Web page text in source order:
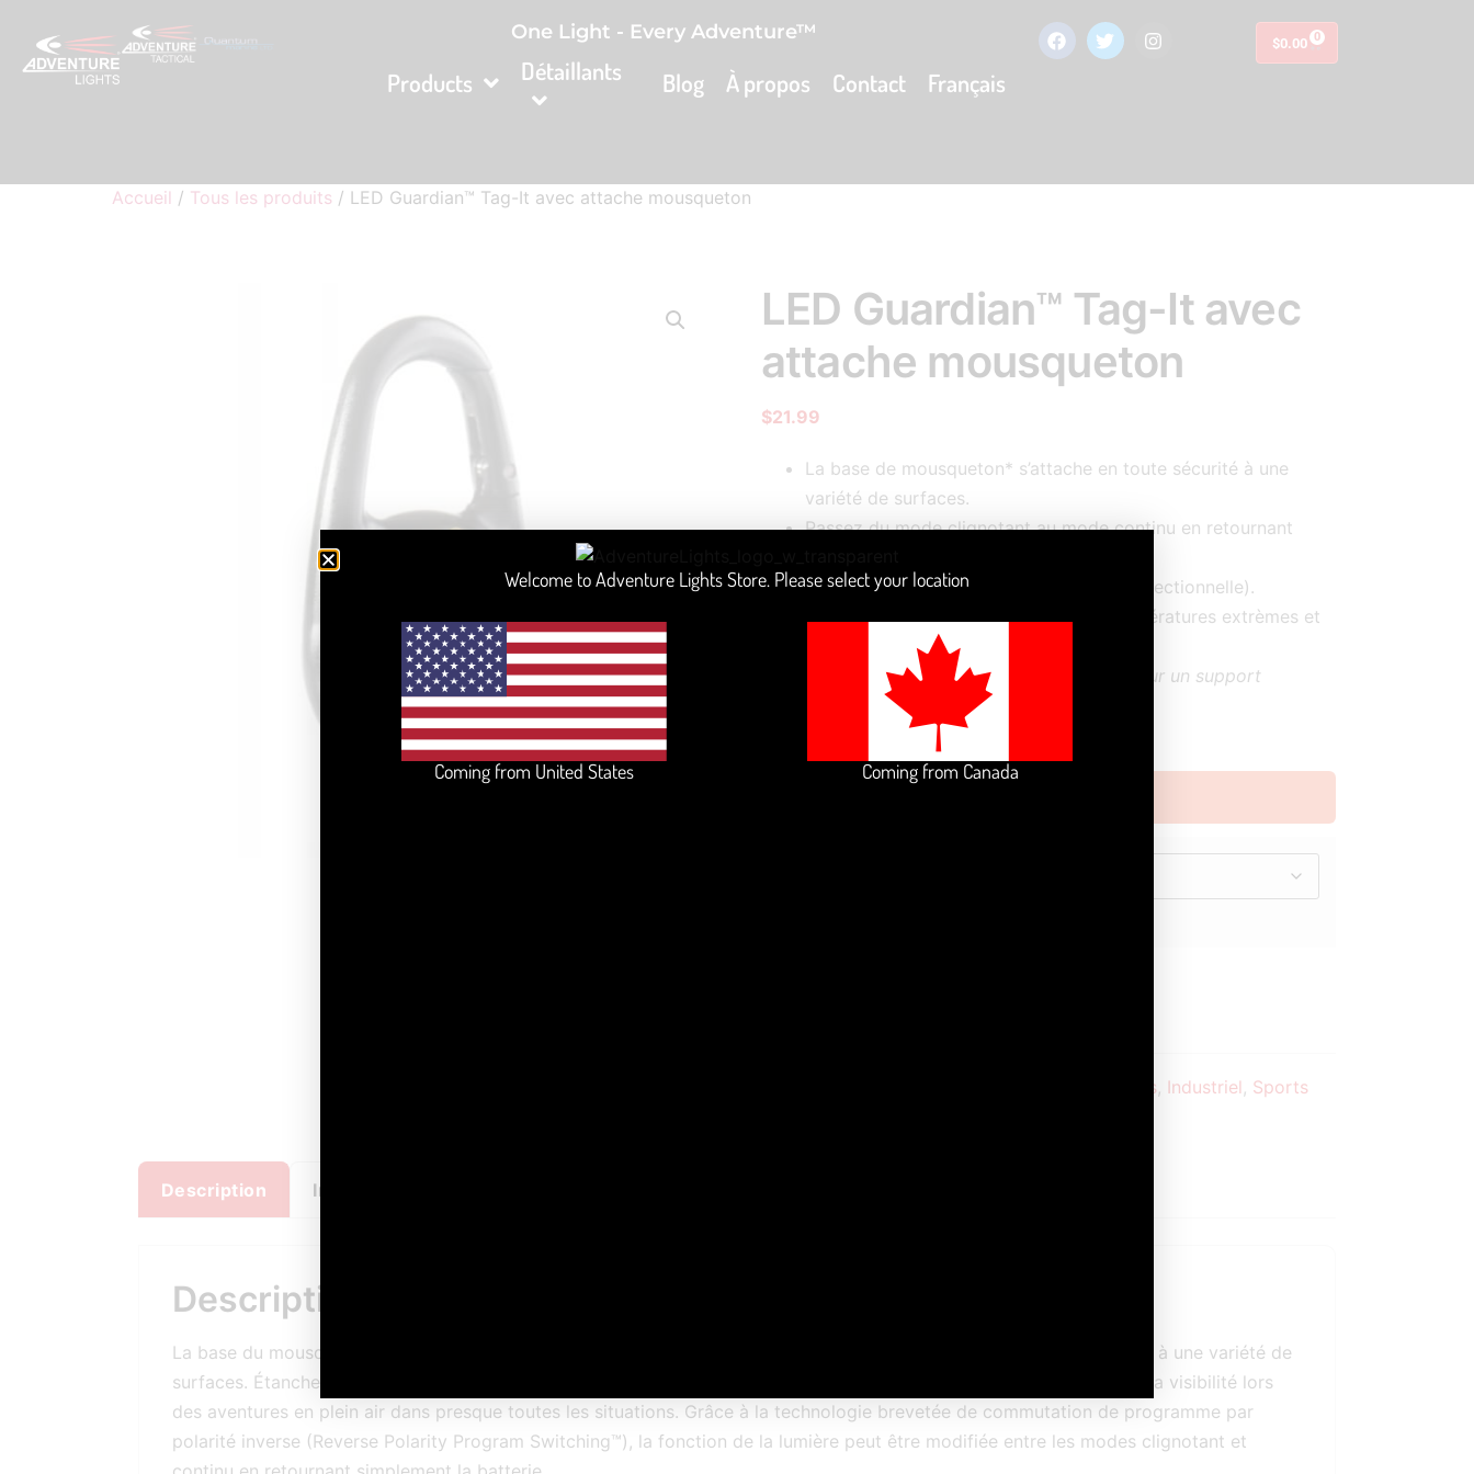
One Light - Every Adventure™
Products Détaillants Blog À propos Contact Français
$0.00 0
Accueil / Tous les produits / LED Guardian™ Tag-It avec attache mousqueton
LED Guardian™ Tag-It avec
attache mousqueton
$21.99
La base de mousqueton* s’attache en toute sécurité à une
variété de surfaces.
Passez du mode clignotant au mode continu en retournant
Visible dans toutes les directions (omnidirectionnelle).
Extrêmement durable, résistant aux températures extrèmes et
*La base de mousqueton n’est pas adaptée pour un support
Animaux domestiques, Industriel, Sports
Description Informations complémentaires
Description
La base du mousqueton sur la lumière de sécurité Guardian™ Tag-IT permet de l’attacher facilement et commodément à une variété de
surfaces. Étanche, résistante aux chocs et omnidirectionnelle, cette lumière peut être portée sur vous pour maintenir la visibilité lors
des aventures en plein air dans presque toutes les situations. Grâce à la technologie brevetée de commutation de programme par
polarité inverse (Reverse Polarity Program Switching™), la fonction de la lumière peut être modifiée entre les modes clignotant et
Welcome to Adventure Lights Store. Please select your location
Coming from United States Coming from Canada